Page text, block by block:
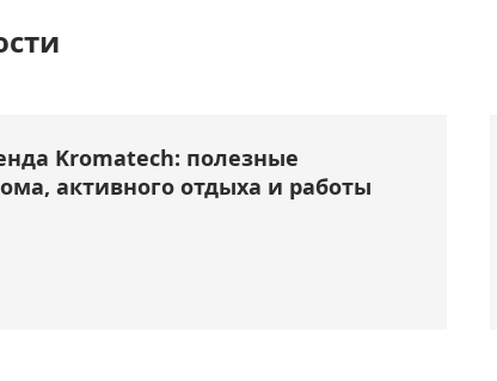
Kromatech: полезные
активного отдыха и работы